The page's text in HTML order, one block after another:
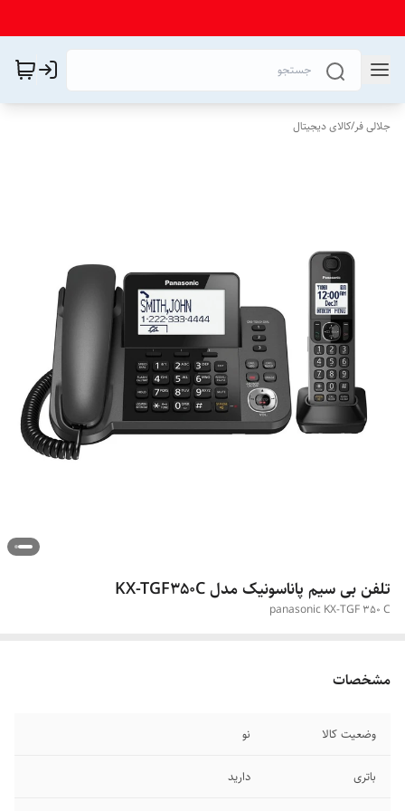
جلالی فر/کالای دیجیتال
تلفن بی سیم پاناسونیک مدل KX-TGF350C
panasonic KX-TGF 350 C
مشخصات
وضعیت کالا نو
باتری دارید